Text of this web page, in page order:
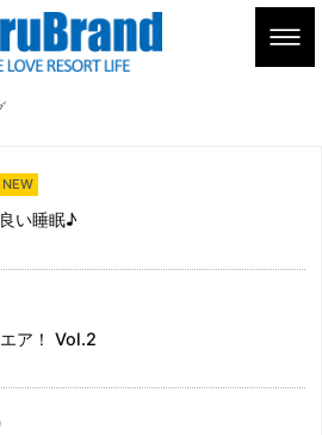
NEW
い睡眠♪
ア！ Vol.2